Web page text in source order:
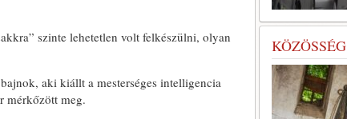
szinte lehetetlen volt felkészülni, olyan
aki kiállt a mesterséges intelligencia
mérkőzött meg.
KÖZÖSSÉG